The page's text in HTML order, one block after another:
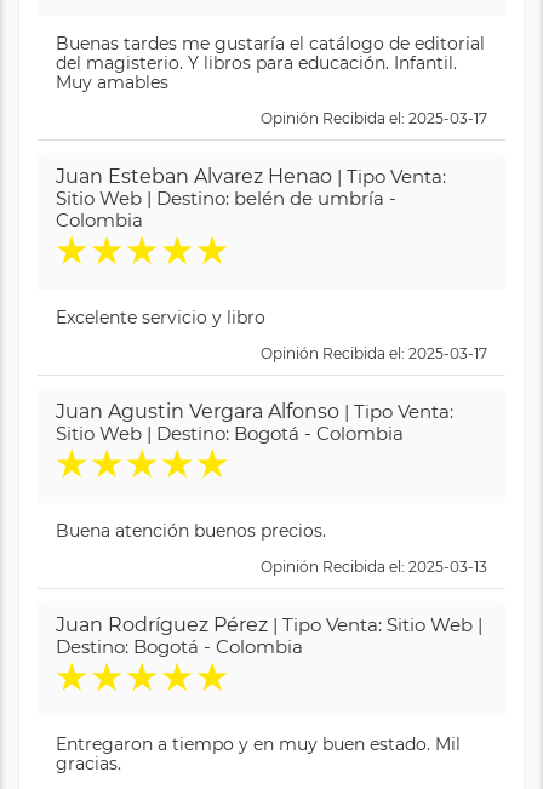
Buenas tardes me gustaría el catálogo de editorial
del magisterio. Y libros para educación. Infantil.
Muy amables
Opinión Recibida el: 2025-03-17
Juan Esteban Alvarez Henao | Tipo Venta:
Sitio Web | Destino: belén de umbría -
Colombia
★★★★★
Excelente servicio y libro
Opinión Recibida el: 2025-03-17
Juan Agustin Vergara Alfonso | Tipo Venta:
Sitio Web | Destino: Bogotá - Colombia
★★★★★
Buena atención buenos precios.
Opinión Recibida el: 2025-03-13
Juan Rodríguez Pérez | Tipo Venta: Sitio Web |
Destino: Bogotá - Colombia
★★★★★
Entregaron a tiempo y en muy buen estado. Mil
gracias.